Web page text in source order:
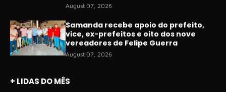
August 07, 2026
Samanda recebe apoio do prefeito,
vice, ex-prefeitos e oito dos nove
vereadores de Felipe Guerra
August 07, 2026
+ LIDAS DO MÊS